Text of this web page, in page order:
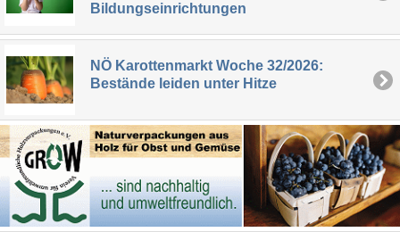
Bildungseinrichtungen
NÖ Karottenmarkt Woche 32/2026:
Bestände leiden unter Hitze